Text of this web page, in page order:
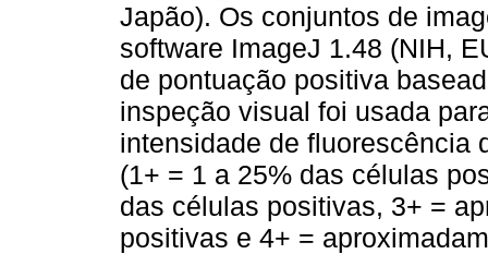
Japão). Os conjuntos de
software ImageJ 1.48 (NIH,
de pontuação positiva
inspeção visual foi usada
intensidade de fluorescência
(1+ = 1 a 25% das células
das células positivas, 3+ =
positivas e 4+ =